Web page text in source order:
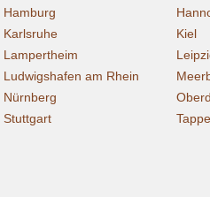
Hamburg
Karlsruhe
Kiel
Lampertheim
Ludwigshafen am Rhein
Nürnberg
Stuttgart